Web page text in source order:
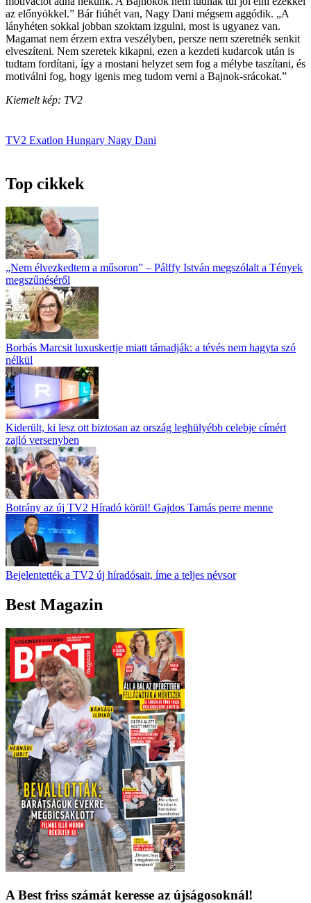
az előnyökkel.” Bár fiúhét van, Nagy Dani mégsem aggódik. „A
lányhéten sokkal jobban szoktam izgulni, most is ugyanez van.
Magamat nem érzem extra veszélyben, persze nem szeretnék senkit
elveszíteni. Nem szeretek kikapni, ezen a kezdeti kudarcok után is
tudtam fordítani, így a mostani helyzet sem fog a mélybe taszítani, és
motiválni fog, hogy igenis meg tudom verni a Bajnok-srácokat.”
Kiemelt kép: TV2
TV2 Exatlon Hungary Nagy Dani
Top cikkek
„Nem élvezkedtem a műsoron” – Pálffy István megszólalt a Tények
megszűnéséről
Borbás Marcsit luxuskertje miatt támadják: a tévés nem hagyta szó
nélkül
Kiderült, ki lesz ott biztosan az ország leghülyébb celebje címért
zajló versenyben
Botrány az új TV2 Híradó körül! Gajdos Tamás perre menne
Bejelentették a TV2 új híradósait, íme a teljes névsor
Best Magazin
A Best friss számát keresse az újságosoknál!